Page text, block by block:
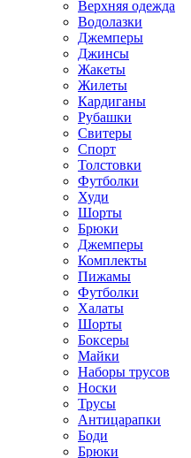
Верхняя одежда
Водолазки
Джемперы
Джинсы
Жакеты
Жилеты
Кардиганы
Рубашки
Свитеры
Спорт
Толстовки
Футболки
Худи
Шорты
Брюки
Джемперы
Комплекты
Пижамы
Футболки
Халаты
Шорты
Боксеры
Майки
Наборы трусов
Носки
Трусы
Антицарапки
Боди
Брюки